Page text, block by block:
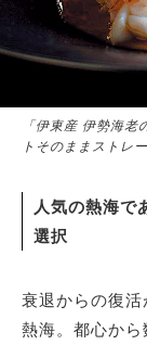
「伊東産 伊勢海
トそのままストレ
人気の熱海で
選択
衰退からの復
熱海。都心か